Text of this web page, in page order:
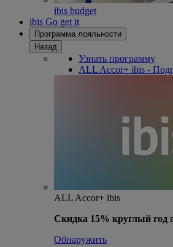
ibis budget
ibis Go get it
Программа лояльности
Назад
Узнать программу
ALL Accor+ ibis -
ALL Accor+ ibis
Скидка 15% круглый год
Обнаружить